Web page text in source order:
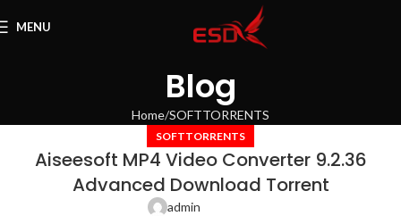
MENU
Blog
Home SOFTTORRENTS
SOFTTORRENTS
Aiseesoft MP4 Video Converter 9.2.36
Advanced Download Torrent
admin